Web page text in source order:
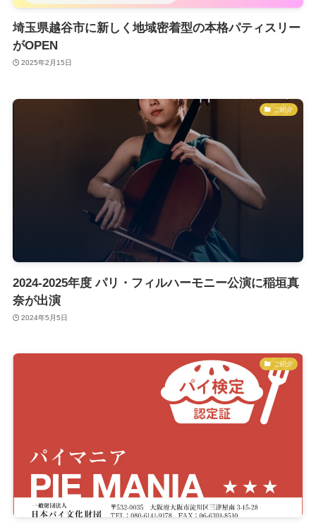
埼玉県越谷市に新しく地域密着型の本格パティスリー
がOPEN
2025年2月15日
ご紹介
2024-2025年度 パリ・フィルハーモニー公演に稲垣真
奈が出演
2024年5月5日
ご紹介